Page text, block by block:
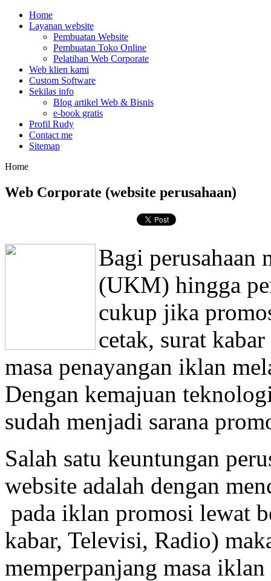
Home
Layanan website
Pembuatan Website
Pembuatan Toko Online
Pelatihan Web Corporate
Web klien kami
Custom Software
Sekilas info
Blog artikel Web & Bisnis
e-book gratis
Profil Rudy
Contact me
Sitemap
Home
Web Corporate (website perusahaan)
Bagi perusahaan
(UKM) hingga
cukup jika
cetak, surat
masa penayangan iklan
Dengan kemajuan
sudah menjadi sarana
Salah satu keuntungan
website adalah dengan
pada iklan promosi lewat
kabar, Televisi, Radio)
memperpanjang masa